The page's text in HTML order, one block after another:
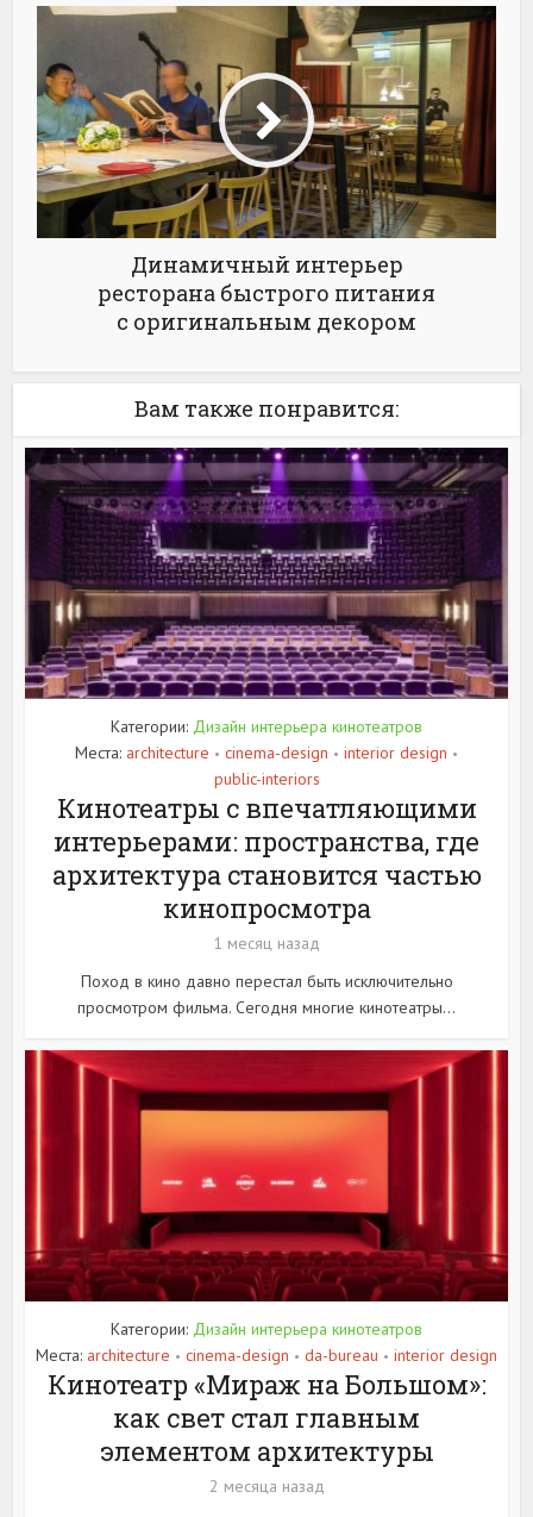
Динамичный интерьер
ресторана быстрого питания
с оригинальным декором
Вам также понравится:
Категории: Дизайн интерьера кинотеатров
Места: architecture • cinema-design • interior design •
public-interiors
Кинотеатры с впечатляющими
интерьерами: пространства, где
архитектура становится частью
кинопросмотра
1 месяц назад
Поход в кино давно перестал быть исключительно
просмотром фильма. Сегодня многие кинотеатры...
Категории: Дизайн интерьера кинотеатров
Места: architecture • cinema-design • da-bureau • interior design
Кинотеатр «Мираж на Большом»:
как свет стал главным
элементом архитектуры
2 месяца назад